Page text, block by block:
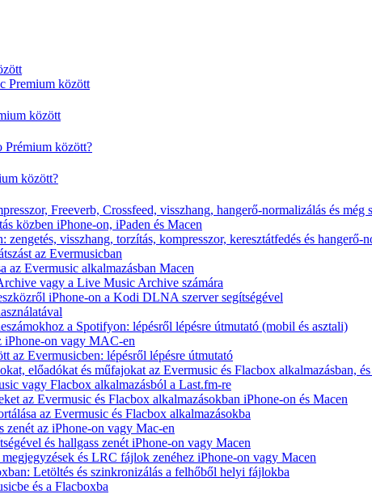
Premium között
között
Prémium között?
között?
Freeverb, Crossfeed, visszhang, hangerő-normalizálás és még
közben iPhone-on, iPaden és Macen
visszhang, torzítás, kompresszor, keresztátfedés és hangerő-
az Evermusicban
az Evermusic alkalmazásban Macen
vagy a Live Music Archive számára
iPhone-on a Kodi DLNA szerver segítségével
a Spotifyon: lépésről lépésre útmutató (mobil és asztali)
iPhone-on vagy MAC-en
az Evermusicben: lépésről lépésre útmutató
előadókat és műfajokat az Evermusic és Flacbox alkalmazásban,
vagy Flacbox alkalmazásból a Last.fm-re
az Evermusic és Flacbox alkalmazásokban iPhone-on és Macen
az Evermusic és Flacbox alkalmazásokba
az iPhone-on vagy Mac-en
és hallgass zenét iPhone-on vagy Macen
és LRC fájlok zenéhez iPhone-on vagy Macen
Letöltés és szinkronizálás a felhőből helyi fájlokba
és a Flacboxba